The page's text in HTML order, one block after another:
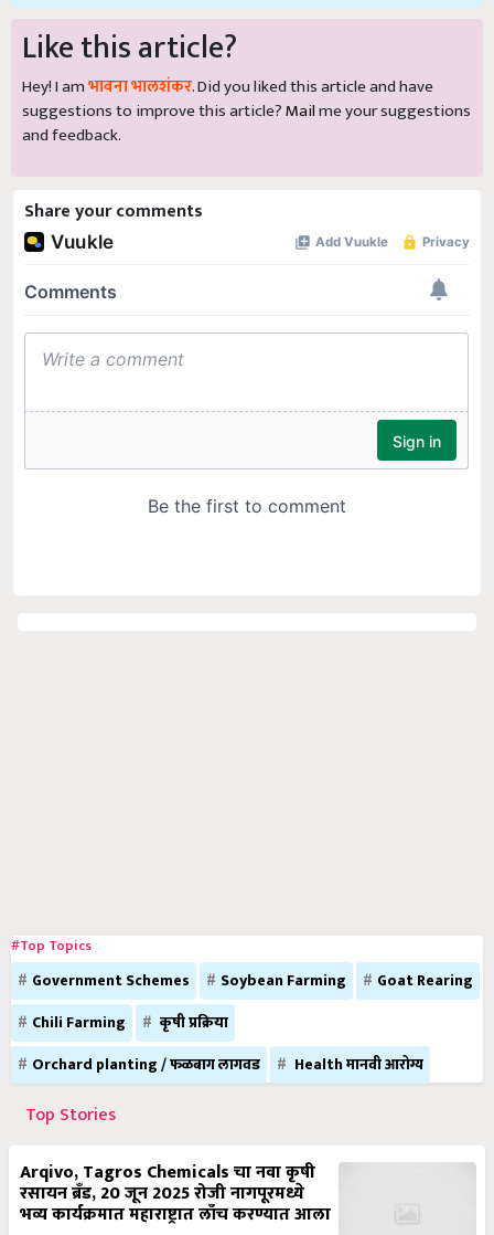
Like this article?
Hey! I amभावना भालशंकर. Did you liked this article and have
suggestions to improve this article?Mailme your suggestions
and feedback.
Share your comments
#Top Topics
Government Schemes Soybean Farming
Goat Rearing
Chili Farming
कृषी प्रक्रिया
Orchard planting / फळबाग लागवड
Health मानवी आरोग्य
Top Stories
Arqivo, Tagros Chemicals चा नवा कृषी
रसायन ब्रँड, 20 जून 2025 रोजी नागपूरमध्ये
भव्य कार्यक्रमात महाराष्ट्रात लाँच करण्यात आला